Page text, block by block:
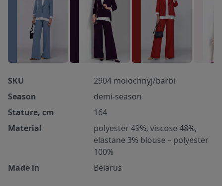
SKU
2904 molochnyj/barbi
Season
demi-season
Stature, cm
164
Material
polyester 49%, viscose 48%,
elastane 3% blouse – polyester
100%
Made in
Belarus